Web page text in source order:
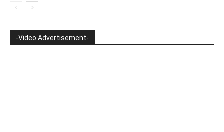
-Video Advertisement-